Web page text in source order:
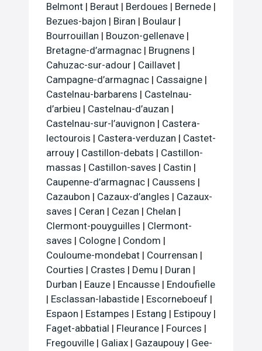
Belmont | Beraut | Berdoues | Bernede |
Bezues-bajon | Biran | Boulaur |
Bourrouillan | Bouzon-gellenave |
Bretagne-d’armagnac | Brugnens |
Cahuzac-sur-adour | Caillavet |
Campagne-d’armagnac | Cassaigne |
Castelnau-barbarens | Castelnau-
d’arbieu | Castelnau-d’auzan |
Castelnau-sur-l’auvignon | Castera-
lectourois | Castera-verduzan | Castet-
arrouy | Castillon-debats | Castillon-
massas | Castillon-saves | Castin |
Caupenne-d’armagnac | Caussens |
Cazaubon | Cazaux-d’angles | Cazaux-
saves | Ceran | Cezan | Chelan |
Clermont-pouyguilles | Clermont-
saves | Cologne | Condom |
Couloume-mondebat | Courrensan |
Courties | Crastes | Demu | Duran |
Durban | Eauze | Encausse | Endoufielle
| Esclassan-labastide | Escorneboeuf |
Espaon | Estampes | Estang | Estipouy |
Faget-abbatial | Fleurance | Fources |
Fregouville | Galiax | Gazaupouy | Gee-